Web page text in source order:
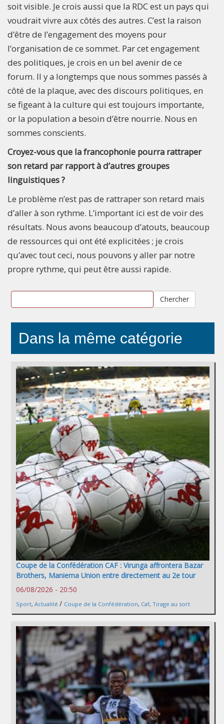
soit visible. Je crois aussi que la RDC est un pays qui
voudrait vivre aux côtés des autres. C’est la raison
d’être de l’engagement des moyens pour
l’organisation de ce sommet. Par cet engagement
des politiques, je crois en un bel avenir de ce
forum. Il y a longtemps que nous sommes passés à
côté de la plaque, avec des discours politiques, en
se figeant à la culture qui est toujours importante,
or la population a besoin d’être nourrie. Nous en
sommes conscients.
Croyez-vous que la francophonie pourra rattraper
son retard par rapport à d’autres groupes
linguistiques ?
Le problème n’est pas de rattraper son retard mais
d’aller à son rythme. L’important ici est de voir des
résultats. Nous avons beaucoup d’atouts, beaucoup
de ressources qui ont été explicitées ; je crois
qu’avec tout ceci, nous pouvons y aller par notre
propre rythme, qui peut être aussi rapide.
Chercher
Dans la même catégorie
Coupe de la Confédération CAF : Virunga affrontera Bazar
Brothers, Maniema Union entre directement au 2e tour
06/08/2026 - 20:50
Sport, Actualité / Coupe de la Confédération, Caf, Tirage au sort